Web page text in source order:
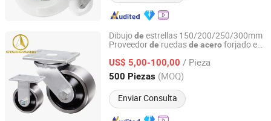
Dibujode estrellas 150/200/250/300mm
Proveedorde ruedasde aceroforjado en
US$ 5,00-100,00 / Pieza
500 Piezas (MOQ)
Enviar Consulta
Stardrawing International Trading (Shanghai) Co., Ltd.
Shanghai, China Desde 2023